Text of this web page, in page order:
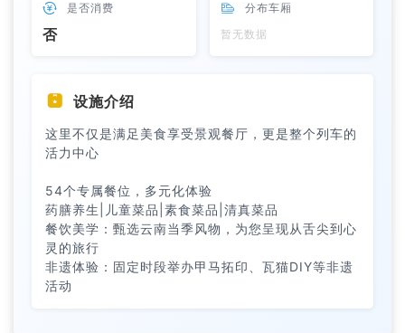
 是否消费
否

分布车厢
暂无数据
 设施介绍
这里不仅是满足美食享受景观餐厅，更是整个列车的
活力中心
54个专属餐位，多元化体验
药膳养生|儿童菜品|素食菜品|清真菜品
餐饮美学：甄选云南当季风物，为您呈现从舌尖到心
灵的旅行
非遗体验：固定时段举办甲马拓印、瓦猫DIY等非遗
活动